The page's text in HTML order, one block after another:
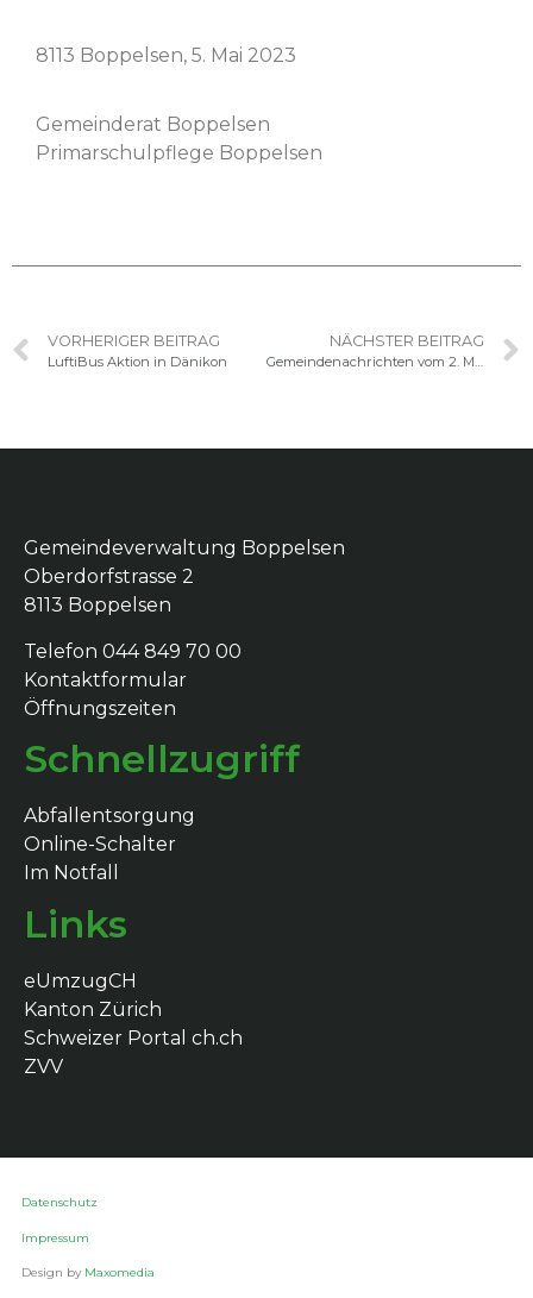
8113 Bop­pelsen, 5. Mai 2023
Gemein­der­at Bop­pelsen
Pri­marschulpflege Boppelsen
VORHERIGER BEITRAG
LuftiBus Aktion in Dänikon
NÄCHSTER BEITRAG
Gemeindenachrichten vom 2. Mai 2023
Gemeindeverwaltung Boppelsen
Oberdorfstrasse 2
8113 Boppelsen
Telefon 044 849 70 00
Kontaktformular
Öffnungszeiten
Schnellzugriff
Abfallentsorgung
Online-Schalter
Im Notfall
Links
eUmzugCH
Kanton Zürich
Schweizer Portal ch.ch
ZVV
Datenschutz
Impressum
Design by Maxomedia